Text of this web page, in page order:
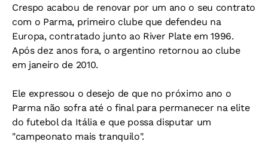
Crespo acabou de renovar por um ano o seu contrato
com o Parma, primeiro clube que defendeu na
Europa, contratado junto ao River Plate em 1996.
Após dez anos fora, o argentino retornou ao clube
em janeiro de 2010.
Ele expressou o desejo de que no próximo ano o
Parma não sofra até o final para permanecer na elite
do futebol da Itália e que possa disputar um
"campeonato mais tranquilo".